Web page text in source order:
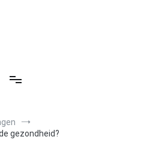
gezondheid?